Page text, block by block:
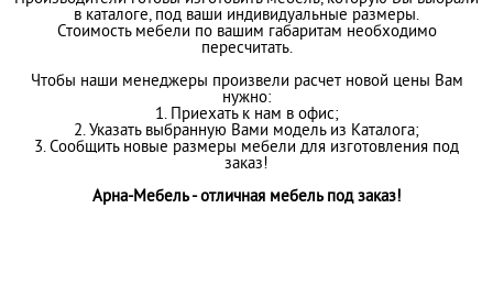
в каталоге, под ваши индивидуальные размеры.
Стоимость мебели по вашим габаритам необходимо
пересчитать.
Чтобы наши менеджеры произвели расчет новой цены Вам
нужно:
1. Приехать к нам в офис;
2. Указать выбранную Вами модель из Каталога;
3. Сообщить новые размеры мебели для изготовления под
заказ!
Арна-Мебель - отличная мебель под заказ!